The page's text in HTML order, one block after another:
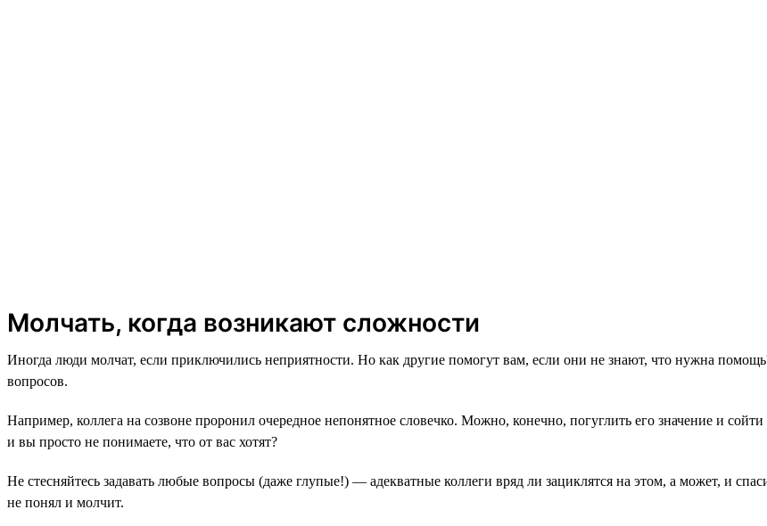
Молчать, когда возникают сложности
Иногда люди молчат, если приключились неприятности. Но как другие помогут вам, если они не знают, что нужна
вопросов.
Например, коллега на созвоне проронил очередное непонятное словечко. Можно, конечно, погуглить его значение и
и вы просто не понимаете, что от вас хотят?
Не стесняйтесь задавать любые вопросы (даже глупые!) — адекватные коллеги вряд ли зациклятся на этом, а может, и
не понял и молчит.